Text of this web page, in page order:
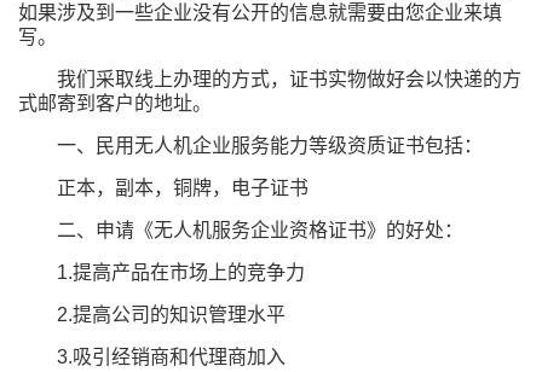
如果涉及到一些企业没有公开的信息就需要由您企业来填
写。
我们采取线上办理的方式，证书实物做好会以快递的方
式邮寄到客户的地址。
一、民用无人机企业服务能力等级资质证书包括：
正本，副本，铜牌，电子证书
二、申请《无人机服务企业资格证书》的好处：
1.提高产品在市场上的竞争力
2.提高公司的知识管理水平
3.吸引经销商和代理商加入